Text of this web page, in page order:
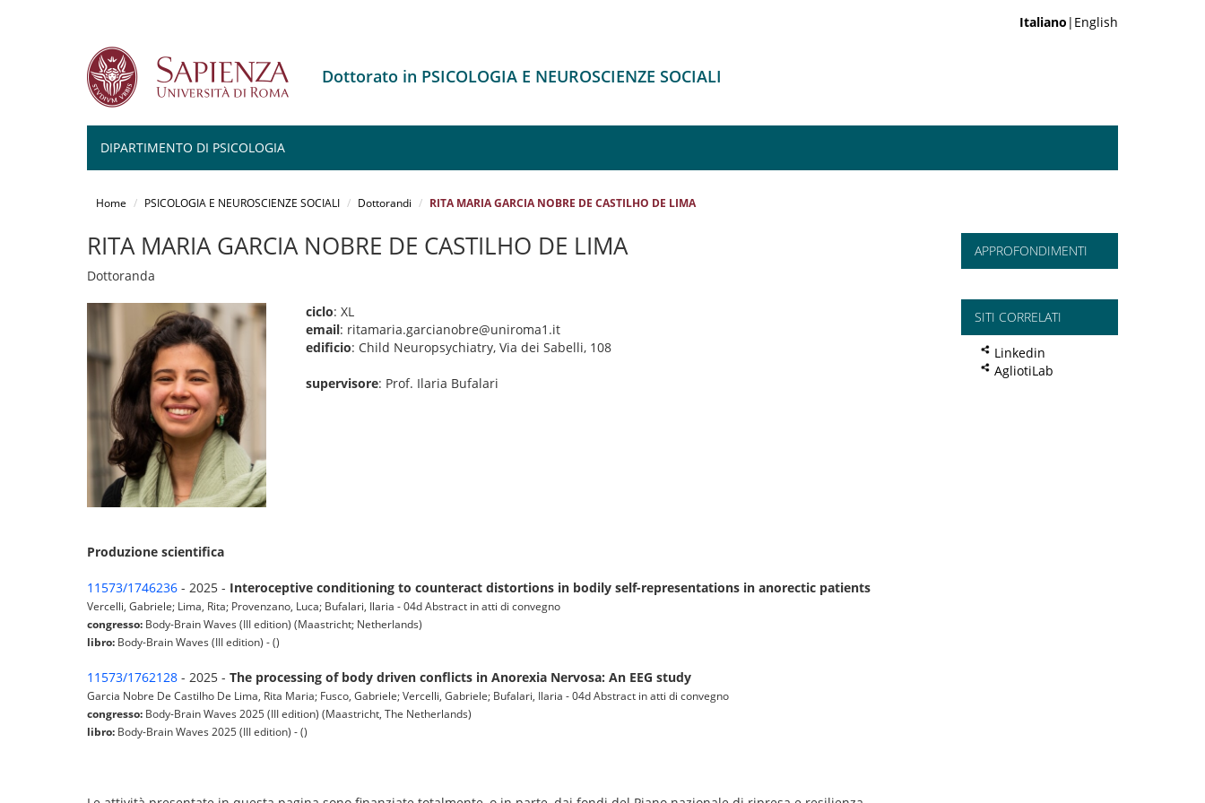
Italiano |English
Dottorato in PSICOLOGIA E NEUROSCIENZE SOCIALI
DIPARTIMENTO DI PSICOLOGIA
Home PSICOLOGIA E NEUROSCIENZE SOCIALI Dottorandi RITA MARIA GARCIA NOBRE DE CASTILHO DE LIMA
RITA MARIA GARCIA NOBRE DE CASTILHO DE LIMA
Dottoranda
ciclo: XL
email: ritamaria.garcianobre@uniroma1.it
edificio: Child Neuropsychiatry, Via dei Sabelli, 108
supervisore: Prof. Ilaria Bufalari
Produzione scientifica
11573/1746236 - 2025 - Interoceptive conditioning to counteract distortions in bodily self-representations in anorectic patients
Vercelli, Gabriele; Lima, Rita; Provenzano, Luca; Bufalari, Ilaria - 04d Abstract in atti di convegno
congresso: Body-Brain Waves (III edition) (Maastricht; Netherlands)
libro: Body-Brain Waves (III edition) - ()
11573/1762128 - 2025 - The processing of body driven conflicts in Anorexia Nervosa: An EEG study
Garcia Nobre De Castilho De Lima, Rita Maria; Fusco, Gabriele; Vercelli, Gabriele; Bufalari, Ilaria - 04d Abstract in atti di convegno
congresso: Body-Brain Waves 2025 (III edition) (Maastricht, The Netherlands)
libro: Body-Brain Waves 2025 (III edition) - ()
APPROFONDIMENTI
SITI CORRELATI
Linkedin
AgliotiLab